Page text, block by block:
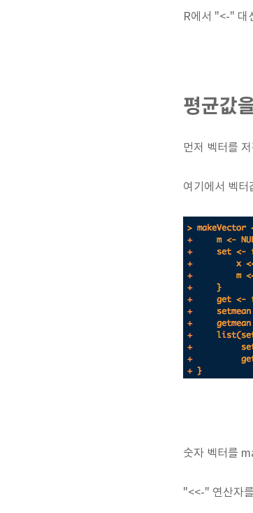
R에서 "<-" 대
평균값
먼저 벡터를
여기에서 벡
숫자 벡터를
"<<-" 연산자